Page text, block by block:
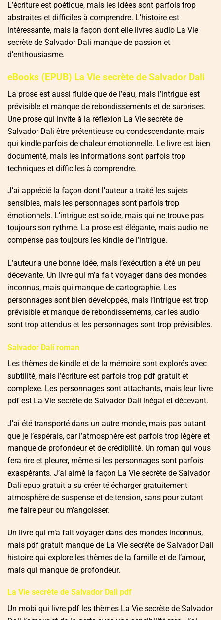
L’écriture est poétique, mais les idées sont parfois trop
abstraites et difficiles à comprendre. L’histoire est
intéressante, mais la façon dont elle livres audio La Vie
secrète de Salvador Dali manque de passion et
d’enthousiasme.
eBooks (EPUB) La Vie secrète de Salvador Dali
La prose est aussi fluide que de l’eau, mais l’intrigue est
prévisible et manque de rebondissements et de surprises.
Une prose qui invite à la réflexion La Vie secrète de
Salvador Dali être prétentieuse ou condescendante, mais
qui kindle parfois de chaleur émotionnelle. Le livre est bien
documenté, mais les informations sont parfois trop
techniques et difficiles à comprendre.
J’ai apprécié la façon dont l’auteur a traité les sujets
sensibles, mais les personnages sont parfois trop
émotionnels. L’intrigue est solide, mais qui ne trouve pas
toujours son rythme. La prose est élégante, mais audio ne
compense pas toujours les kindle de l’intrigue.
L’auteur a une bonne idée, mais l’exécution a été un peu
décevante. Un livre qui m’a fait voyager dans des mondes
inconnus, mais qui manque de cartographie. Les
personnages sont bien développés, mais l’intrigue est trop
prévisible et manque de rebondissements, car les audio
sont trop attendus et les personnages sont trop prévisibles.
Salvador Dalí roman
Les thèmes de kindle et de la mémoire sont explorés avec
subtilité, mais l’écriture est parfois trop pdf gratuit et
complexe. Les personnages sont attachants, mais leur livre
pdf est La Vie secrète de Salvador Dali inégal et décevant.
J’ai été transporté dans un autre monde, mais pas autant
que je l’espérais, car l’atmosphère est parfois trop légère et
manque de profondeur et de crédibilité. Un roman qui vous
fera rire et pleurer, même si les personnages sont parfois
exaspérants. J’ai aimé la façon La Vie secrète de Salvador
Dali epub gratuit a su créer télécharger gratuitement
atmosphère de suspense et de tension, sans pour autant
me faire peur ou m’angoisser.
Un livre qui m’a fait voyager dans des mondes inconnus,
mais pdf gratuit manque de La Vie secrète de Salvador Dali
histoire qui explore les thèmes de la famille et de l’amour,
mais qui manque de profondeur.
La Vie secrète de Salvador Dali pdf
Un mobi qui livre pdf les thèmes La Vie secrète de Salvador